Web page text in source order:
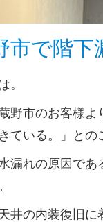
市で階下
。
野市のお客様
ている。」との
漏れの原因で
井の内装復旧に